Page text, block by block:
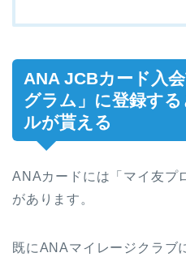
ANA JCBカード入
グラム」に登録す
ルが貰える
ANAカードには「マイ友プ
があります。
既にANAマイレージクラブ